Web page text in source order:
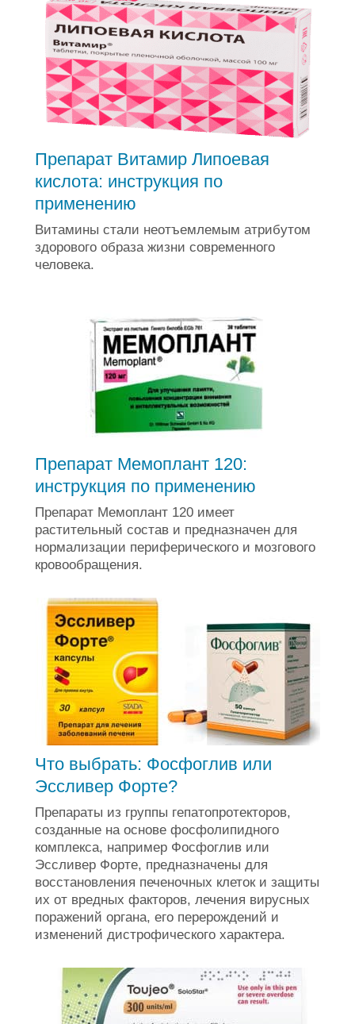
Препарат Витамир Липоевая
кислота: инструкция по
применению
Витамины стали неотъемлемым атрибутом
здорового образа жизни современного
человека.
Препарат Мемоплант 120:
инструкция по применению
Препарат Мемоплант 120 имеет
растительный состав и предназначен для
нормализации периферического и мозгового
кровообращения.
Что выбрать: Фосфоглив или
Эссливер Форте?
Препараты из группы гепатопротекторов,
созданные на основе фосфолипидного
комплекса, например Фосфоглив или
Эссливер Форте, предназначены для
восстановления печеночных клеток и защиты
их от вредных факторов, лечения вирусных
поражений органа, его перерождений и
изменений дистрофического характера.